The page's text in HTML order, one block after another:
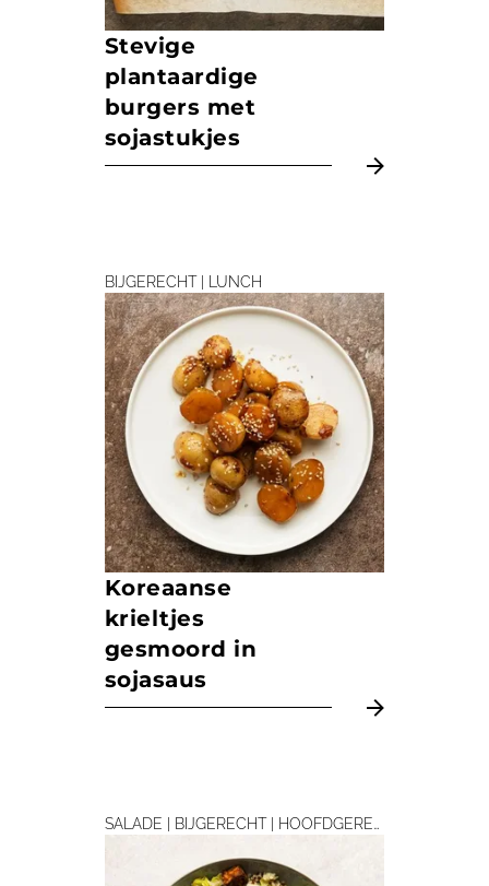
Stevige
plantaardige
burgers met
sojastukjes
BIJGERECHT | LUNCH
Koreaanse
krieltjes
gesmoord in
sojasaus
SALADE | BIJGERECHT | HOOFDGERECHT | LUNCH